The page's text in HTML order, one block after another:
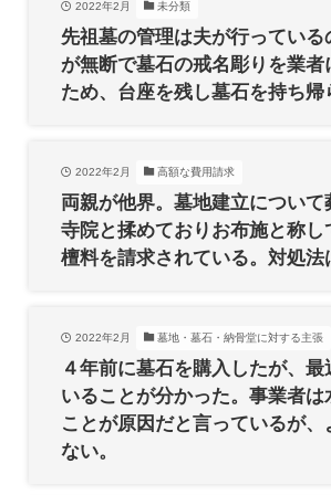
2022年2月 未分類
先祖墓の管理は夫が行っている
が無断で墓石の戒名彫りを業者
ため、台座を残し墓石を持ち帰
2022年2月 高額な費用請求
両親が他界。墓地建立について
寺院と揉めておりお布施と称し
檀料を請求されている。対処法
2022年2月 墓地・墓石・納骨堂に対する主張
４年前に墓石を購入したが、最
いることが分かった。事業者は
ことが原因だと言っているが、
ない。